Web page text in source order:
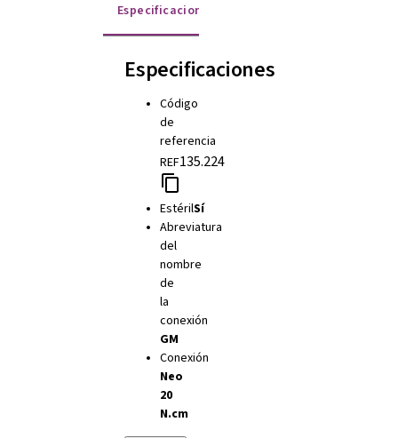
Especificaciones
Especificaciones
Código
de
referencia
REF135.224
EstérilSí
Abreviatura
del
nombre
de
la
conexión
GM
Conexión
Neo
20
N.cm